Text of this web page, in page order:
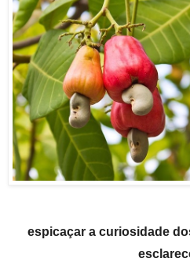
espicaçar a curiosidade